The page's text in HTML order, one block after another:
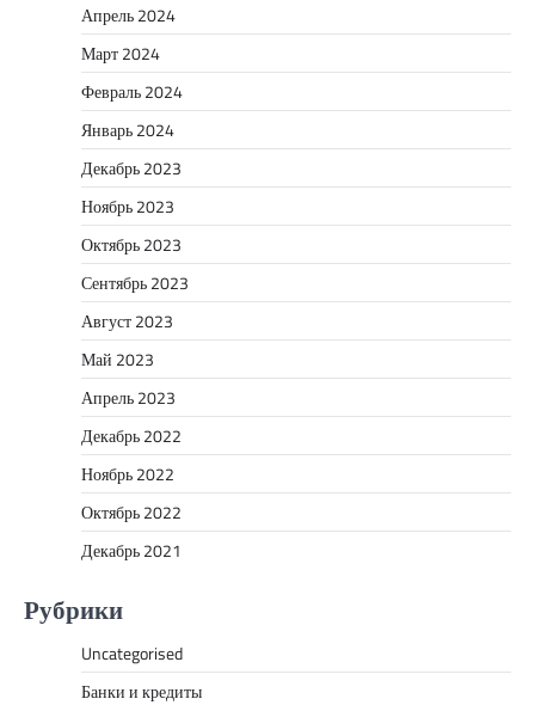
Апрель 2024
Март 2024
Февраль 2024
Январь 2024
Декабрь 2023
Ноябрь 2023
Октябрь 2023
Сентябрь 2023
Август 2023
Май 2023
Апрель 2023
Декабрь 2022
Ноябрь 2022
Октябрь 2022
Декабрь 2021
Рубрики
Uncategorised
Банки и кредиты